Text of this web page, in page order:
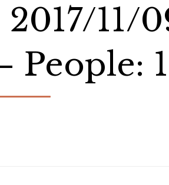
11/
People: 1